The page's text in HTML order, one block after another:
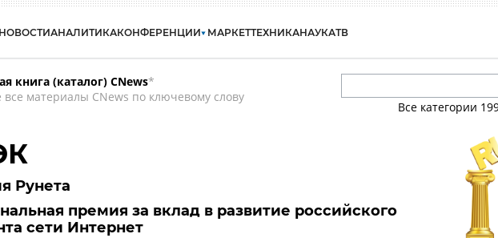
НОВОСТИАНАЛИТИКАКОНФЕРЕНЦИИ МАРКЕТТЕХНИКАНАУКАТВ
книга (каталог) CNews*
все материалы CNews по ключевому слову
Все категории
Рунета
премия за вклад в развитие российского
сети Интернет